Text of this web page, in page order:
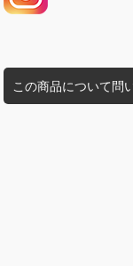
この商品について問